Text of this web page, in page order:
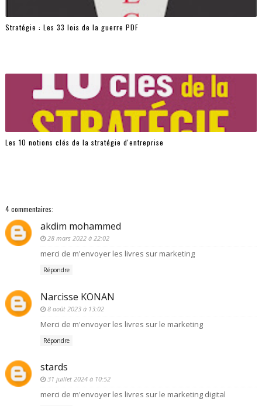
Stratégie : Les 33 lois de la guerre PDF
Les 10 notions clés de la stratégie d'entreprise
4 commentaires:
akdim mohammed
28 mars 2022 à 22:02
merci de m'envoyer les livres sur marketing
Répondre
Narcisse KONAN
8 août 2023 à 13:02
Merci de m'envoyer les livres sur le marketing
Répondre
stards
31 juillet 2024 à 10:52
merci de m'envoyer les livres sur le marketing digital